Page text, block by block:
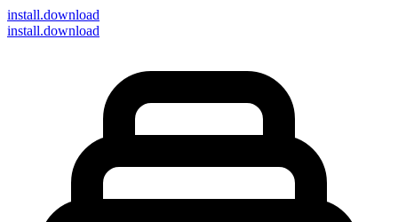
install.download
install.download